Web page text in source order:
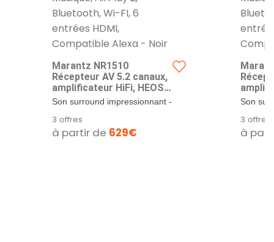
Marantz NR1510
Récepteur AV 5.2 canaux,
amplificateur HiFi, HEOS
Multiroom, Streaming de
Musique, AirPlay 2,
Bluetooth, Wi-FI, 6
entrées HDMI, Compatible
Alexa - Noir
Son surround impressionnant -
Dolby TrueHD,...
3 offres
à partir de 629€
Alexa
Son
Dolby
3 offres
à